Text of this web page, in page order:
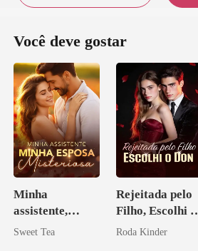
Você deve gostar
Minha
assistente,
minha esposa
Sweet Tea
Rejeitada pelo
Filho, Escolhi o
Don
Roda Kinder